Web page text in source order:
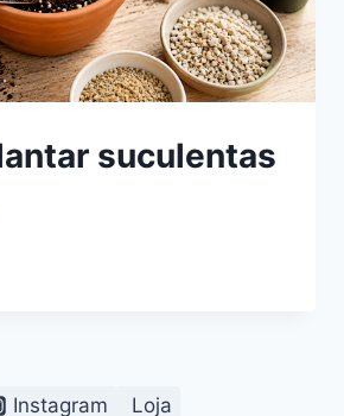
suculentas
Instagram Loja